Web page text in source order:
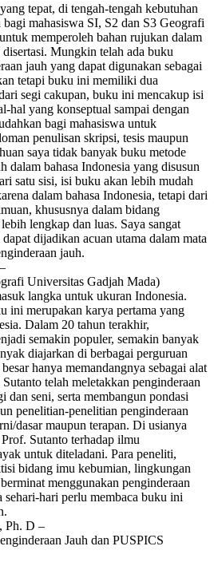
tepat, di tengah-tengah kebutuhan
mahasiswa SI, S2 dan S3 Geografi
memperoleh bahan rujukan dalam
Mungkin telah ada buku
jauh yang dapat digunakan sebagai
tetapi buku ini memiliki dua
segi cakupan, buku ini mencakup isi
hal yang konseptual sampai dengan
bagi mahasiswa untuk
penulisan skripsi, tesis maupun
saya tidak banyak buku metode
dalam bahasa Indonesia yang disusun
satu sisi, isi buku akan lebih mudah
dalam bahasa Indonesia, tetapi dari
khususnya dalam bidang
lengkap dan luas. Saya sangat
dijadikan acuan utama dalam mata
jauh.
Universitas Gadjah Mada)
langka untuk ukuran Indonesia.
ini merupakan karya pertama yang
Dalam 20 tahun terakhir,
semakin populer, semakin banyak
diajarkan di berbagai perguruan
hanya memandangnya sebagai alat
telah meletakkan penginderaan
dan seni, serta membangun pondasi
penelitian-penelitian penginderaan
dasar maupun terapan. Di usianya
Sutanto terhadap ilmu
untuk diteladani. Para peneliti,
bidang imu kebumian, lingkungan
menggunakan penginderaan
sehari-hari perlu membaca buku ini
Ph. D –
Jauh dan PUSPICS